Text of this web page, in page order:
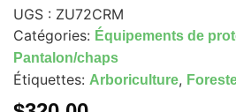
UGS : ZU72CRM
Catégories: Équipements de
Pantalon/chaps
Étiquettes: Arboriculture,